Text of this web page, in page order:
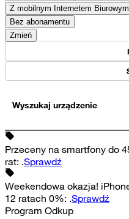
Z mobilnym Internetem
Bez abonamentu
Zmień
Wyszukaj urządzenie
Przeceny na smartfony do
rat: .Sprawdź
Weekendowa okazja!
12 ratach 0%: .Sprawdź
Program Odkup